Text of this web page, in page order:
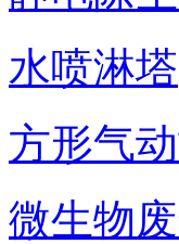
水喷淋塔
方形气
微生物